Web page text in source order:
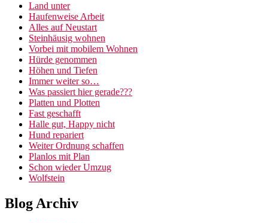
Land unter
Haufenweise Arbeit
Alles auf Neustart
Steinhäusig wohnen
Vorbei mit mobilem Wohnen
Hürde genommen
Höhen und Tiefen
Immer weiter so…
Was passiert hier gerade???
Platten und Plotten
Fast geschafft
Halle gut, Happy nicht
Hund repariert
Weiter Ordnung schaffen
Planlos mit Plan
Schon wieder Umzug
Wolfstein
Blog Archiv